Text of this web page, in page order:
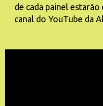
de cada painel
canal do YouTube da